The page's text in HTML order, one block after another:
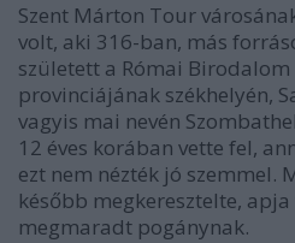
Szent Márton Tour
volt, aki 316-ban, más
született a Római Birodalom
provinciájának székhelyén,
vagyis mai nevén
12 éves korában vette fel,
ezt nem nézték jó szemmel.
később megkeresztelte,
megmaradt pogánynak.